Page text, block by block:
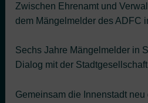
Zwischen Ehrenamt und
dem Mängelmelder des ADFC
Sechs Jahre Mängelmelder in
Dialog mit der Stadtgesellschaft
Gemeinsam die Innenstadt